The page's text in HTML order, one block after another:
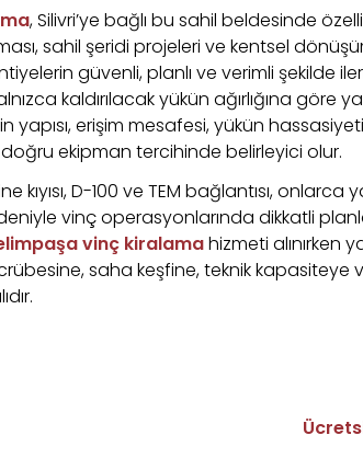
, Silivri’ye bağlı bu sahil beldesinde
sahil şeridi projeleri ve kentsel
güvenli, planlı ve verimli şekilde
kaldırılacak yükün ağırlığına göre
yapısı, erişim mesafesi, yükün
ekipman tercihinde belirleyici olur.
D-100 ve TEM bağlantısı, onlarca
vinç operasyonlarında dikkatli
vinç kiralamahizmeti alınırken
saha keşfine, teknik kapasiteye